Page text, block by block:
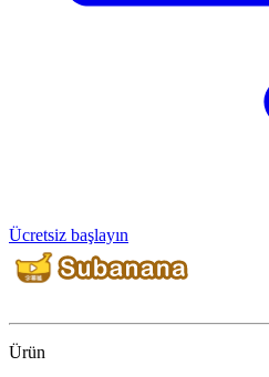
Ücretsiz başlayın
Ürün